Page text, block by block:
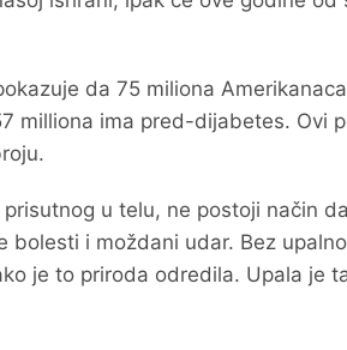
da 75 miliona
milliona ima pred-dijabetes. Ovi
u telu, ne postoji način
bolesti i moždani udar. Bez
je to priroda odredila. Upala je